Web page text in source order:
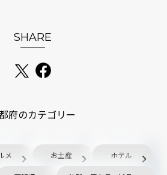
SHARE
府のカテゴリー
メ お土産 ホテル